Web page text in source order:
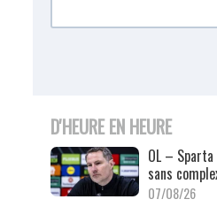
D'HEURE EN HEURE
OL –
sans
07/08/26